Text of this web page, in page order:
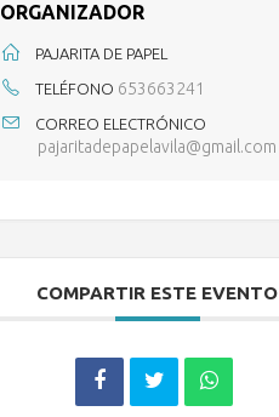
ORGANIZADOR
PAJARITA DE PAPEL
TELÉFONO 653663241
CORREO ELECTRÓNICO
pajaritadepapelavila@gmail.com
COMPARTIR ESTE EVENTO